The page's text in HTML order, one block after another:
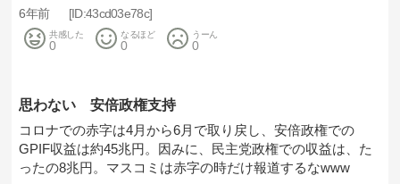
6年前 43cd03e78c
共感した
0
なるほど
0
うーん
0
思わない 安倍政権支持
コロナでの赤字は4月から6月で取り戻し、安倍政権での
GPIF収益は約45兆円。因みに、民主党政権での収益は、た
ったの8兆円。マスコミは赤字の時だけ報道するなwww